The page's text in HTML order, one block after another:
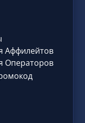
Аффилейтов
Операторов